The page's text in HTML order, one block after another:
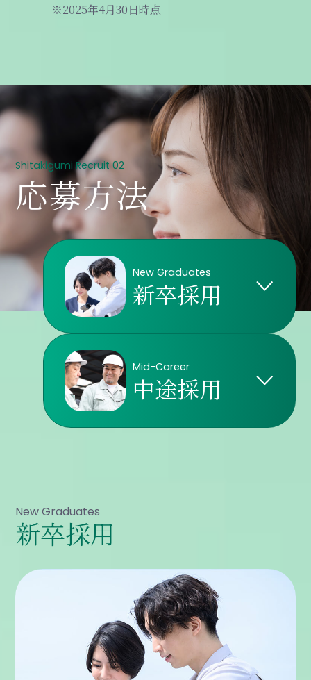
※2025年4月30日時点
HOW-TO
Shitakigumi Recruit 02
応募方法
New Graduates
新卒採用
Mid-Career
中途採用
New Graduates
新卒採用